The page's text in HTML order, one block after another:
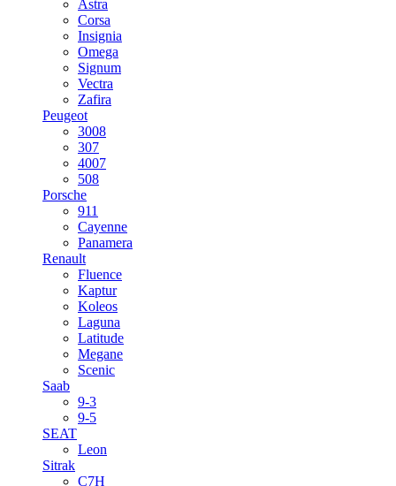
Astra
Corsa
Insignia
Omega
Signum
Vectra
Zafira
Peugeot
3008
307
4007
508
Porsche
911
Cayenne
Panamera
Renault
Fluence
Kaptur
Koleos
Laguna
Latitude
Megane
Scenic
Saab
9-3
9-5
SEAT
Leon
Sitrak
C7H